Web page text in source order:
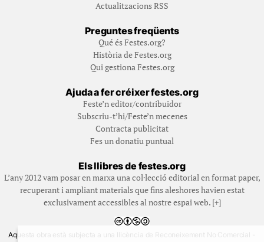
Actualitzacions RSS
Preguntes freqüents
Qué és Festes.org?
Història de Festes.org
Qui gestiona Festes.org
Ajuda a fer créixer festes.org
Feste’n editor/contribuidor
Subscriu-t’hi/Feste’n mecenes
Contracta publicitat
Fes un donatiu puntual
Els llibres de festes.org
L’any 2012 vam posar en marxa una col·lecció editorial en format paper,
recuperant i ampliant materials que fins aleshores havien estat
exclusivament accessibles al nostre espai web. [+]
Aquesta obra està subjecta a una llicència de Reconeixement No Comercial -